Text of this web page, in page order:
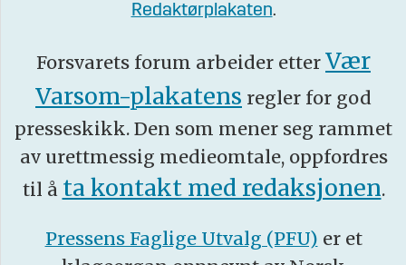
Redaktørplakaten.
Forsvarets forum arbeider etter Vær
Varsom-plakatens regler for god
presseskikk. Den som mener seg rammet
av urettmessig medieomtale, oppfordres
til å ta kontakt med redaksjonen.
Pressens Faglige Utvalg (PFU) er et